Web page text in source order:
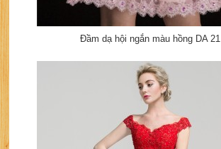
Đầm dạ hội ngắn màu hồng DA 21